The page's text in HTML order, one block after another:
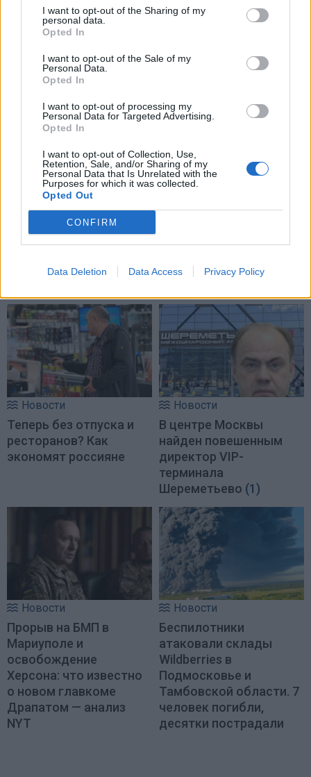
I want to opt-out of the Sharing of my
personal data.
Opted In
I want to opt-out of the Sale of my
Personal Data.
Opted In
I want to opt-out of processing my
Personal Data for Targeted Advertising.
Opted In
I want to opt-out of Collection, Use,
Retention, Sale, and/or Sharing of my
Personal Data that Is Unrelated with the
Purposes for which it was collected.
Opted Out
CONFIRM
Data Deletion Data Access Privacy Policy
сообщений о
Новости
Золотая Орда в
глубине веков и в наши
Новости
Исторический момент
вклад в организацию
Новости
Теперь без отпуска и
ресторанов? Как
экономят россияне
Новости
В центре Москвы
найден повешенным
директор VIP-
терминала
Шереметьево (1)
Новости
Прорыв на БМП в
Мариуполе и
освобождение
Херсона: что известно
о новом главкоме
Драпатом — анализ
NYT
Новости
Беспилотники
атаковали склады
Wildberries в
Подмосковье и
Тамбовской области. 7
человек погибли,
десятки пострадали